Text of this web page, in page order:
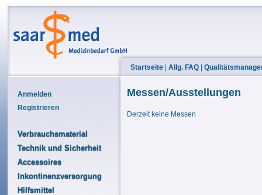
Startseite |Allg. FAQ |
Anmelden
Registrieren
Verbrauchsmaterial
Technik und Sicherheit
Accessoires
Inkontinenzversorgung
Hilfsmittel
Messen/Ausstellungen
Derzeit keine Messen